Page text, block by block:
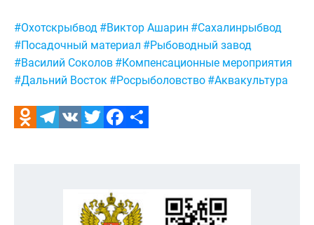
Метки:
#Охотскрыбвод #Виктор Ашарин #Сахалинрыбвод
#Посадочный материал #Рыбоводный завод
#Василий Соколов #Компенсационные мероприятия
#Дальний Восток #Росрыболовство #Аквакультура